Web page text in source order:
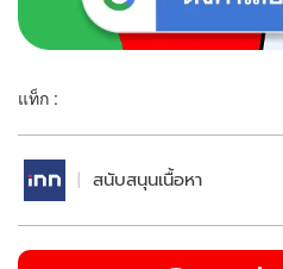
แท็ก :
สนับสนุนเนื้อหา